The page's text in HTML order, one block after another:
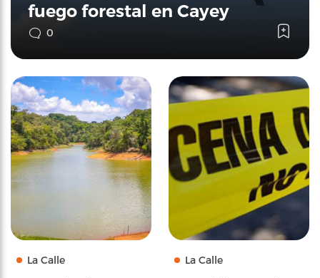
fuego forestal en Cayey
0
La Calle La Calle